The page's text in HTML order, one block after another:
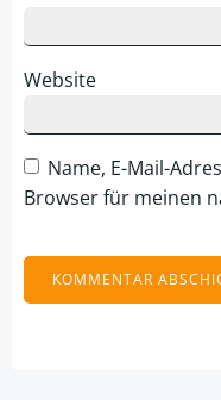
Website
Name, E-Mail-
Browser für meinen